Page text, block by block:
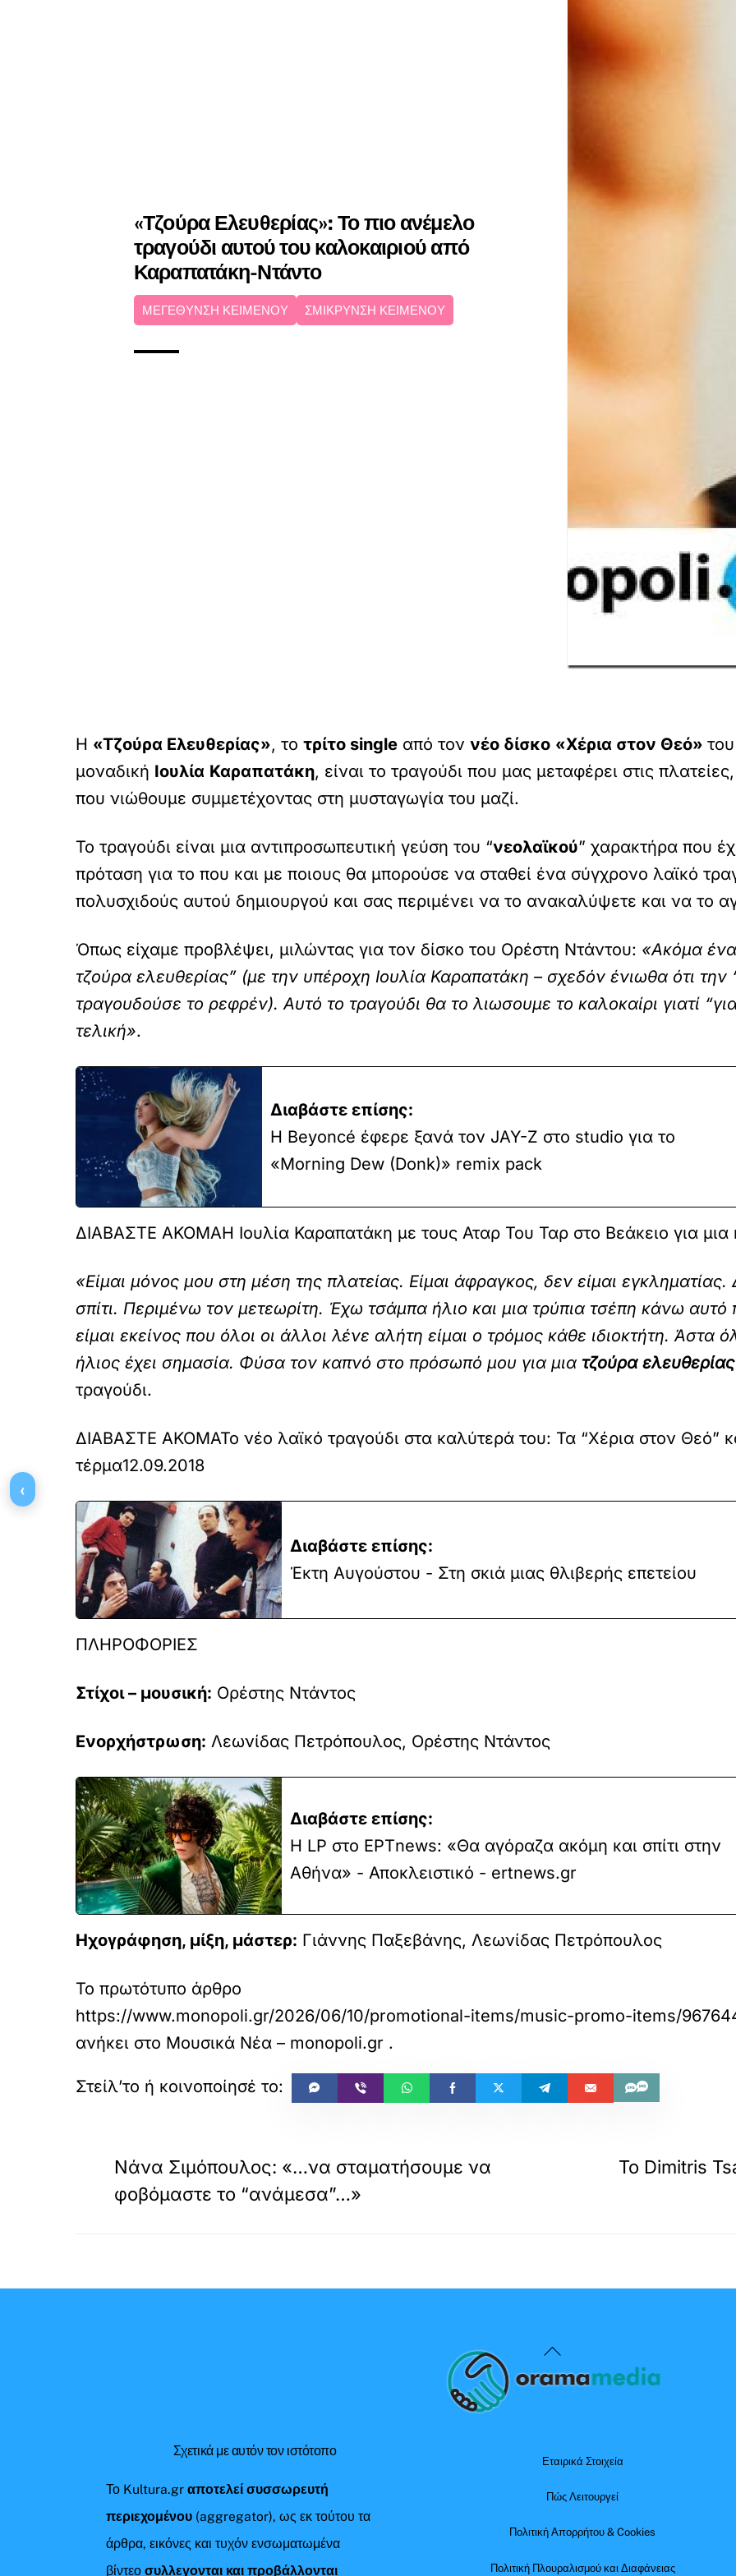
«Τζούρα Ελευθερίας»: Το πιο ανέμελο
τραγούδι αυτού του καλοκαιριού από
Καραπατάκη-Ντάντο
ΜΕΓΕΘΥΝΣΗ ΚΕΙΜΕΝΟΥ ΣΜΙΚΡΥΝΣΗ ΚΕΙΜΕΝΟΥ
Η «Τζούρα Ελευθερίας», το τρίτο single από τον νέο δίσκο «Χέρια στον Θεό» του
μοναδική Ιουλία Καραπατάκη, είναι το τραγούδι που μας μεταφέρει στις
που νιώθουμε συμμετέχοντας στη μυσταγωγία του μαζί.
Το τραγούδι είναι μια αντιπροσωπευτική γεύση του “νεολαϊκού” χαρακτήρα που
πρόταση για το που και με ποιους θα μπορούσε να σταθεί ένα σύγχρονο λαϊκό
πολυσχιδούς αυτού δημιουργού και σας περιμένει να το ανακαλύψετε και να το
Όπως είχαμε προβλέψει, μιλώντας για τον δίσκο του Ορέστη Ντάντου: «Ακόμα
τζούρα ελευθερίας” (με την υπέροχη Ιουλία Καραπατάκη – σχεδόν ένιωθα ότι
τραγουδούσε το ρεφρέν). Αυτό το τραγούδι θα το λιωσουμε το καλοκαίρι γιατί
τελική».
Διαβάστε επίσης:
Η Beyoncé έφερε ξανά τον JAY-Z στο studio για το
«Morning Dew (Donk)» remix pack
ΔΙΑΒΑΣΤΕ ΑΚΟΜΑΗ Ιουλία Καραπατάκη με τους Αταρ Του Ταρ στο Βεάκειο για
«Είμαι μόνος μου στη μέση της πλατείας. Είμαι άφραγκος, δεν είμαι
σπίτι. Περιμένω τον μετεωρίτη. Έχω τσάμπα ήλιο και μια τρύπια τσέπη κάνω
είμαι εκείνος που όλοι οι άλλοι λένε αλήτη είμαι ο τρόμος κάθε ιδιοκτήτη. Άστα
ήλιος έχει σημασία. Φύσα τον καπνό στο πρόσωπό μου για μια τζούρα ελευθερίας
τραγούδι.
ΔΙΑΒΑΣΤΕ ΑΚΟΜΑΤο νέο λαϊκό τραγούδι στα καλύτερά του: Τα “Χέρια στον Θεό”
τέρμα12.09.2018
Διαβάστε επίσης:
Έκτη Αυγούστου - Στη σκιά μιας θλιβερής επετείου
ΠΛΗΡΟΦΟΡΙΕΣ
Στίχοι – μουσική: Ορέστης Ντάντος
Ενορχήστρωση: Λεωνίδας Πετρόπουλος, Ορέστης Ντάντος
Διαβάστε επίσης:
Η LP στο EΡΤnews: «Θα αγόραζα ακόμη και σπίτι στην
Αθήνα» - Αποκλειστικό - ertnews.gr
Ηχογράφηση, μίξη, μάστερ: Γιάννης Παξεβάνης, Λεωνίδας Πετρόπουλος
Το πρωτότυπο άρθρο
https://www.monopoli.gr/2026/06/10/promotional-items/music-promo-items/
ανήκει στο Μουσικά Νέα – monopoli.gr .
Νάνα Σιμόπουλος: «…να σταματήσουμε να
φοβόμαστε το “ανάμεσα”…»
Το Dimitris
Back
To
Σχετικά με αυτόν τον ιστότοπο
Το Kultura.grαποτελεί συσσωρευτή
περιεχομένου (aggregator), ως εκ τούτου τα
άρθρα, εικόνες και τυχόν ενσωματωμένα
βίντεοσυλλεγονται και προβάλλονται
Εταιρικά Στοιχεία
Πώς Λειτουργεί
Πολιτική Απορρήτου & Cookies
Πολιτική Πλουραλισμού και Διαφάνειας
‹